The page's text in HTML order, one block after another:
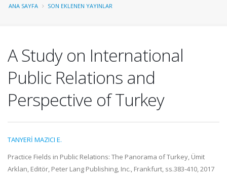
ANA SAYFA SON EKLENEN YAYINLAR
A Study on International
Public Relations and
Perspective of Turkey
TANYERİ MAZICI E.
Practice Fields in Public Relations: The Panorama of Turkey, Ümit
Arklan, Editör, Peter Lang Publishing, Inc., Frankfurt, ss.383-410, 2017